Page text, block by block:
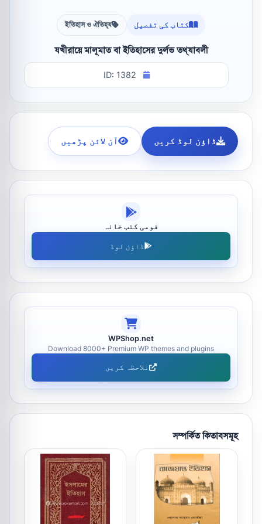
کتاب کی تفصیل ইতিহাস ও ঐতিহ্য
যখীরায়ে মালূমাত বা ইতিহাসের দুর্লভ তথ্যাবলী
ID: 1382
ڈاؤن لوڈ کریں آن لائن پڑھیں
قومی کتب خانہ
ڈاؤن لوڈ
WPShop.net
Download 8000+ Premium WP themes and plugins
ملاحظہ کریں
সম্পর্কিত কিতাবসমূহ